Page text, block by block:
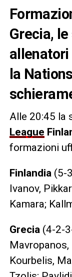
Grecia,
la
Alle 20:45 la
League
formazioni
Finlandia (5-
Ivanov,
Kamara;
Grecia (4-2-
Mavropanos,
Kourbelis,